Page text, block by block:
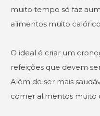
muito tempo só faz
alimentos muito
O ideal é criar um
refeições que devem
Além de ser mais
comer alimentos muito